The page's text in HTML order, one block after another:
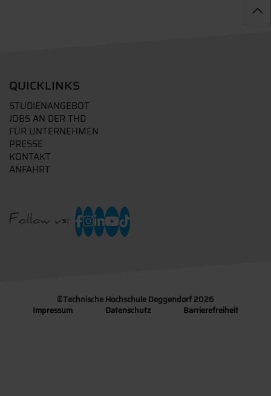
QUICKLINKS
STUDIENANGEBOT
JOBS AN DER THD
FÜR UNTERNEHMEN
PRESSE
KONTAKT
ANFAHRT
Follow us:
©Technische Hochschule Deggendorf 2026
Impressum
Datenschutz Barrierefreiheit